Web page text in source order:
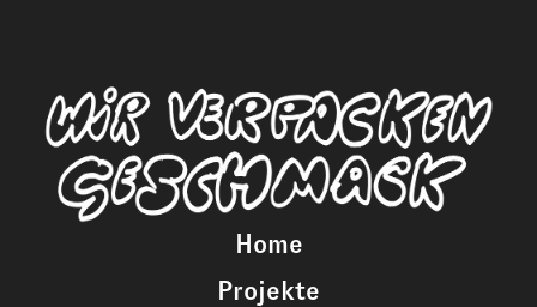
Home
Projekte